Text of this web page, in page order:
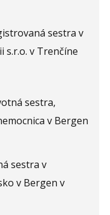
sestra v
s.r.o. v Trenčíne
sestra,
v Bergen
sestra v
v Bergen v